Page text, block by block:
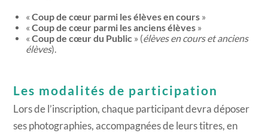
« Coup de cœur parmi les élèves en cours»
« Coup de cœur parmi les anciens élèves »
« Coup de cœur du Public» (élèves en cours et anciens
élèves).
Les modalités de participation
Lors de l’inscription, chaque participant devra déposer
ses photographies, accompagnées de leurs titres, en